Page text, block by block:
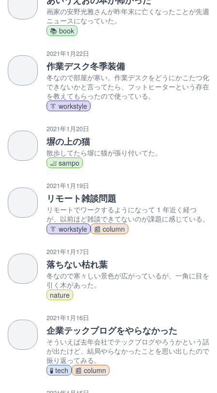
画家の安野光雅さんが昨年末に亡くなったことが先週
ニュースになっていた。
📚 book
2021年1月22日
作業デスク冬季装備
冬なので部屋が寒い。作業デスクをどうにかこたつ化
できないかと言ってたら、フットヒーターという存在
を教えてもらったので使っている。
👔 workstyle
2021年1月20日
塀の上の猫
散歩してたら塀に猫が張り付いてた。
🦶 sampo
2021年1月19日
リモート雑談問題
リモートでワークするようになって 1 年近く経つ
が、以前ほど雑談できてないのが課題に感じている。
👔 workstyle
📰 column
2021年1月17日
落ちない枯れ葉
冬なので寒々しい景色が広がっているが、一角に目を
引く木があった。
nature
2021年1月16日
企業テックブログをやらなかった
そういえば去年会社でテックブログやろうかという話
が出たけど、結局やらなかったことを思い出したので
振り返ってみる。
🧪 tech
📰 column